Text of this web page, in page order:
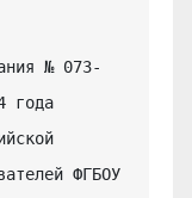
№ 073-
года
ФГБОУ